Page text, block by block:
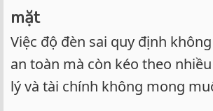
mặt
Việc độ đèn sai quy định
an toàn mà còn kéo theo
lý và tài chính không mong